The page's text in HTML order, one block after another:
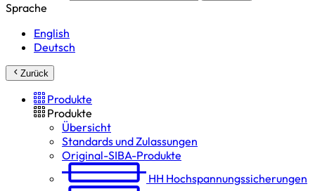
Sprache
English
Deutsch
Zurück
Produkte
Produkte
Übersicht
Standards und Zulassungen
Original-SIBA-Produkte
HH Hochspannungs­sicherungen